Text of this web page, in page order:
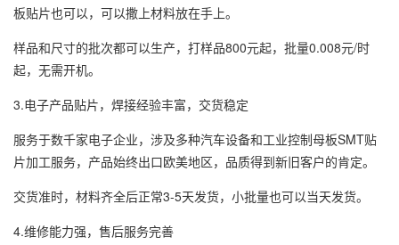
板贴片也可以，可以撒上材料放在手上。
样品和尺寸的批次都可以生产，打样品800元起，批量0.008元/时
起，无需开机。
3.电子产品贴片，焊接经验丰富，交货稳定
服务于数千家电子企业，涉及多种汽车设备和工业控制母板SMT贴
片加工服务，产品始终出口欧美地区，品质得到新旧客户的肯定。
交货准时，材料齐全后正常3-5天发货，小批量也可以当天发货。
4.维修能力强，售后服务完善